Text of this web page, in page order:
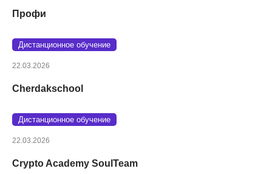
Профи
Дистанционное обучение
22.03.2026
Cherdakschool
Дистанционное обучение
22.03.2026
Crypto Academy SoulTeam